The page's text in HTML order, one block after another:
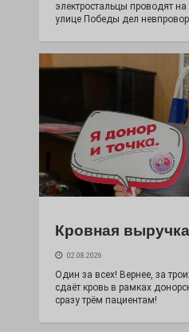
электростальцы проводят
улице Победы дел
Кровная выручка
02.08.2026
Один за всех! Вернее, за
сдаёт кровь в рамках
сразу трём пациентам!